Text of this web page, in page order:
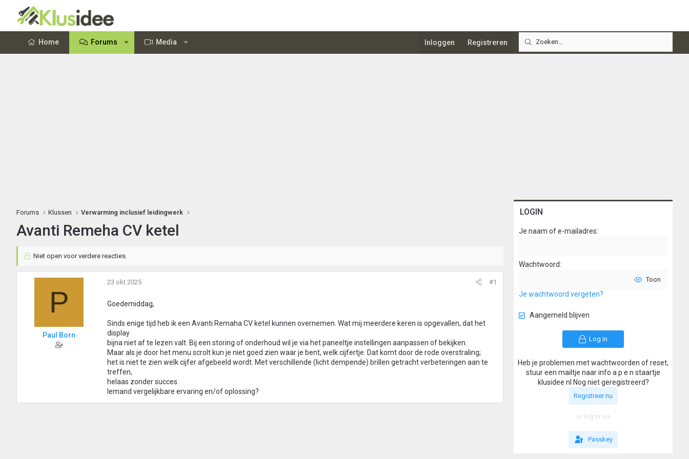
Home Forums Media Inloggen Registreren
Forums Klussen Verwarming inclusief leidingwerk
Avanti Remeha CV ketel
Niet open voor verdere reacties.
P
Paul Born
23 okt 2025 #1
Goedemiddag,
Sinds enige tijd heb ik een Avanti Remaha CV ketel kunnen overnemen. Wat mij meerdere keren is opgevallen, dat het
display
bijna niet af te lezen valt. Bij een storing of onderhoud wil je via het paneeltje instellingen aanpassen of bekijken.
Maar als je door het menu scrolt kun je niet goed zien waar je bent, welk cijfertje. Dat komt door de rode overstraling;
het is niet te zien welk cijfer afgebeeld wordt. Met verschillende (licht dempende) brillen getracht verbeteringen aan te
treffen,
helaas zonder succes.
Iemand vergelijkbare ervaring en/of oplossing?
LOGIN
Je naam of e-mailadres
Wachtwoord
Toon
Je wachtwoord vergeten?
Aangemeld blijven
Log in
Heb je problemen met wachtwoorden of reset,
stuur een mailtje naar info a p e n staartje
klusidee nl Nog niet geregistreerd?
Registreer nu
or log in via
Passkey